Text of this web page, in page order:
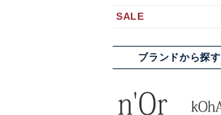
SALE
ブランドから探す